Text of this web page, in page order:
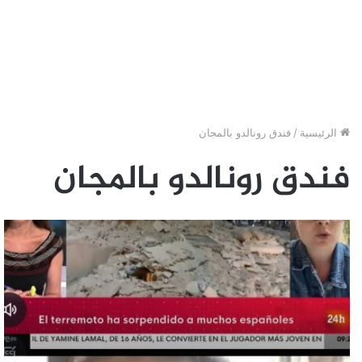
الرئيسية / فندق رونالدو بالمجان
فندق رونالدو بالمجان